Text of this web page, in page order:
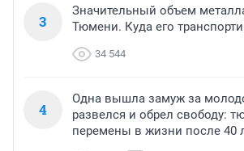
3
Значительный объем
Тюмени. Куда его
34 544
4
Одна вышла замуж за
развелся и обрел свободу:
перемены в жизни после 40